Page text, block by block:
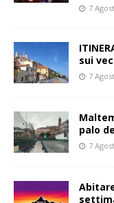
7
sui
7
palo
7